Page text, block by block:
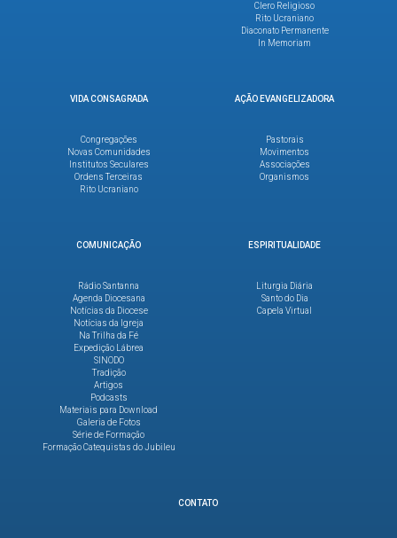
Clero Religioso
Rito Ucraniano
Diaconato Permanente
In Memoriam
VIDA CONSAGRADA
Congregações
Novas Comunidades
Institutos Seculares
Ordens Terceiras
Rito Ucraniano
AÇÃO EVANGELIZADORA
Pastorais
Movimentos
Associações
Organismos
COMUNICAÇÃO
Rádio Santanna
Agenda Diocesana
Notícias da Diocese
Notícias da Igreja
Na Trilha da Fé
Expedição Lábrea
SINODO
Tradição
Artigos
Podcasts
Materiais para Download
Galeria de Fotos
Série de Formação
Formação Catequistas do Jubileu
ESPIRITUALIDADE
Liturgia Diária
Santo do Dia
Capela Virtual
CONTATO